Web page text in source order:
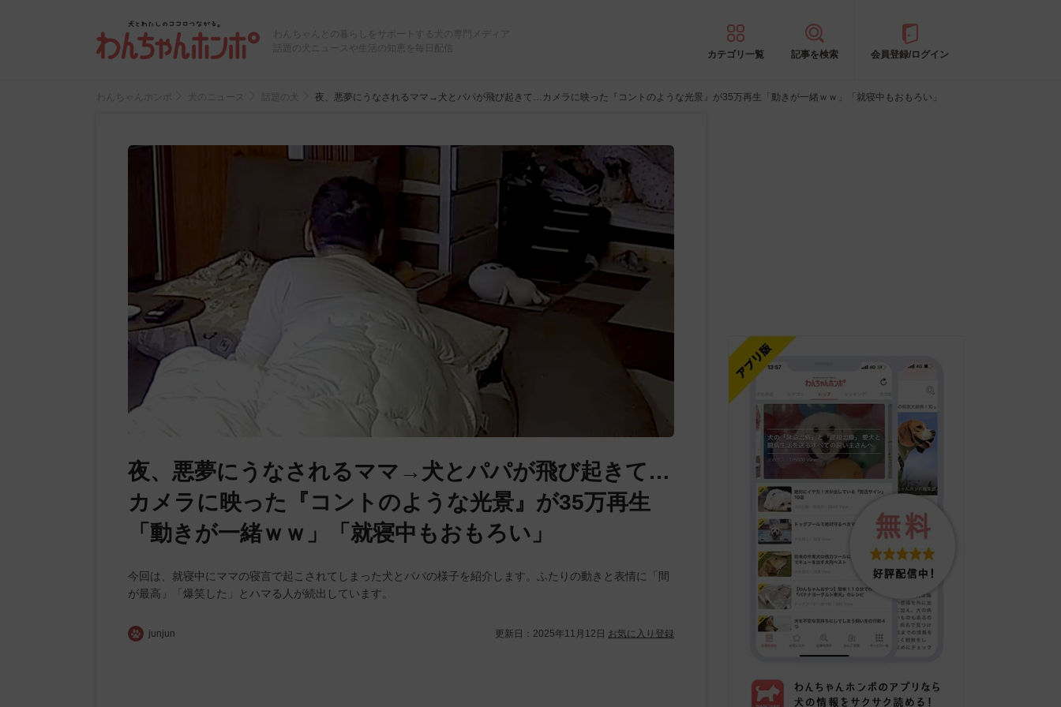
わんちゃんとの暮らしをサポートする犬の専門メディア
話題の犬ニュースや生活の知恵を毎日配信
カテゴリ一覧 記事を検索 会員登録/ログイン
わんちゃんホンポ 犬のニュース 話題の犬 夜、悪夢にうなされるママ→犬とパパが飛び起きて…カメラに映った『コントのような光景』が35万再生「動きが一緒ｗｗ」「就寝中もおもろい」
夜、悪夢にうなされるママ→犬とパパが飛び起きて…
カメラに映った『コントのような光景』が35万再生
「動きが一緒ｗｗ」「就寝中もおもろい」
今回は、就寝中にママの寝言で起こされてしまった犬とパパの様子を紹介します。ふたりの動きと表情に「間
が最高」「爆笑した」とハマる人が続出しています。
junjun 更新日： 2025年11月12日 お気に入り登録